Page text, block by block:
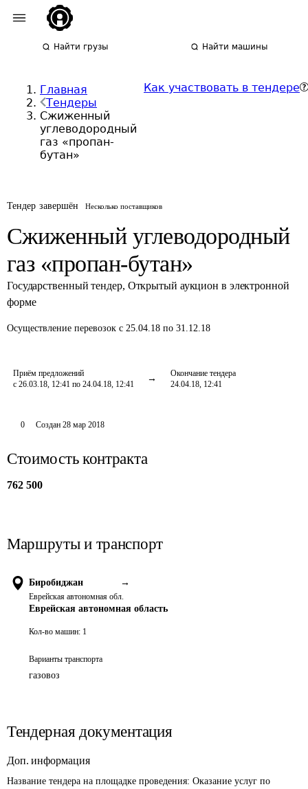
Найти грузы Найти машины
Главная
Тендеры
Сжиженный
углеводородный
газ «пропан-
бутан»
Как участвовать в тендере
Тендер завершён Несколько поставщиков
Сжиженный углеводородный
газ «пропан-бутан»
Государственный тендер, Открытый аукцион в электронной
форме
Осуществление перевозок с 25.04.18 по 31.12.18
Приём предложений
с 26.03.18, 12:41 по 24.04.18, 12:41
Окончание тендера
24.04.18, 12:41
0 Создан 28 мар 2018
Стоимость контракта
762 500
Маршруты и транспорт
Биробиджан →
Еврейская автономная обл.
Еврейская автономная область
Кол-во машин: 1
Варианты транспорта
газовоз
Тендерная документация
Доп. информация
Название тендера на площадке проведения: Оказание услуг по